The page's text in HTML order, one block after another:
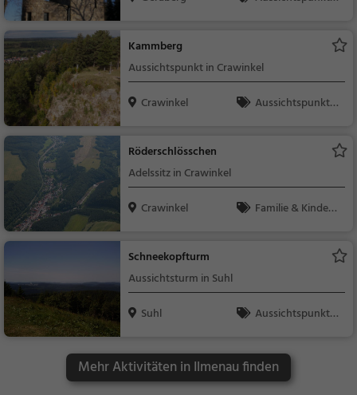
Kammberg
Aussichtspunkt in Crawinkel
Crawinkel
Aussichtspunkt, F
Röderschlösschen
Adelssitz in Crawinkel
Crawinkel
Familie & Kinder,
Schneekopfturm
Aussichtsturm in Suhl
Suhl
Aussichtspunkt, F
r
Mehr Aktivitäten in Ilmenau finden